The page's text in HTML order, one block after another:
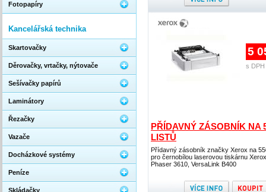
PŘÍDAVNÝ ZÁSOBNÍK NA
LISTŮ
Přídavný zásobník značky Xerox na
pro černobílou laserovou tiskárnu Xerox
Phaser 3610, VersaLink B400
5
s DPH
Fotopapíry
Kancelářská technika
Skartovačky
Děrovačky, vrtačky, nýtovače
Sešívačky papírů
Laminátory
Řezačky
Vazače
Docházkové systémy
Peníze
Skládačky